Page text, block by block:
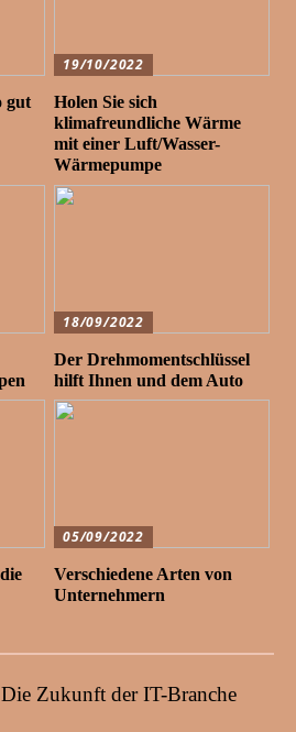
gut
19/10/2022
Holen Sie sich
klimafreundliche Wärme
mit einer Luft/Wasser-
Wärmepumpe
18/09/2022
Der Drehmomentschlüssel
hilft Ihnen und dem Auto
05/09/2022
Verschiedene Arten von
Unternehmern
Zukunft der IT-Branche